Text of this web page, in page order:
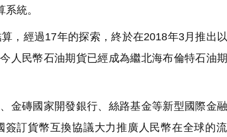
統。
，經過17年的探索，終於在2018年3月推出
人民幣石油期貨已經成為繼北海布倫特石油
金磚國家開發銀行、絲路基金等新型國際金
訂貨幣互換協議大力推廣人民幣在全球的